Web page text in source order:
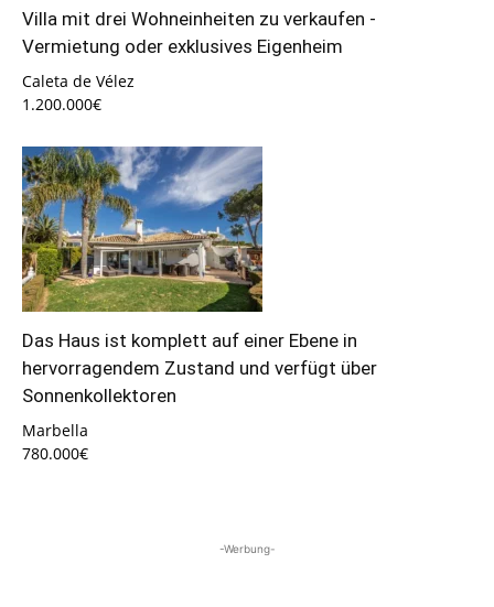
Villa mit drei Wohneinheiten zu verkaufen -
Vermietung oder exklusives Eigenheim
Caleta de Vélez
1.200.000€
Das Haus ist komplett auf einer Ebene in
hervorragendem Zustand und verfügt über
Sonnenkollektoren
Marbella
780.000€
-Werbung-